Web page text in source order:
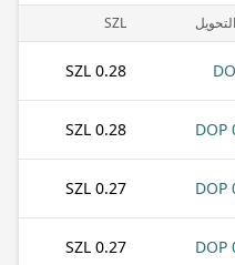
SZL
0.28 SZL
0.28 SZL
0.27 SZL
0.27 SZL